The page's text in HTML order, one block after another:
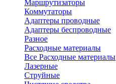
Маршрутизаторы
Коммутаторы
Адаптеры проводные
Адаптеры беспроводные
Разное
Расходные материалы
Все Расходные материалы
Лазерные
Струйные